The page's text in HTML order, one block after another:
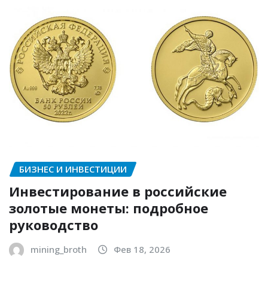
БИЗНЕС И ИНВЕСТИЦИИ
Инвестирование в российские
золотые монеты: подробное
руководство
mining_broth Фев 18, 2026